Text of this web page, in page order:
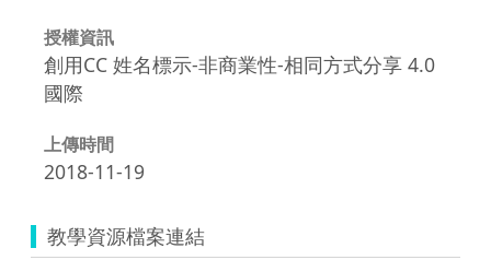
授權資訊
創用CC 姓名標示-非商業性-相同方式分享 4.0
國際
上傳時間
2018-11-19
教學資源檔案連結